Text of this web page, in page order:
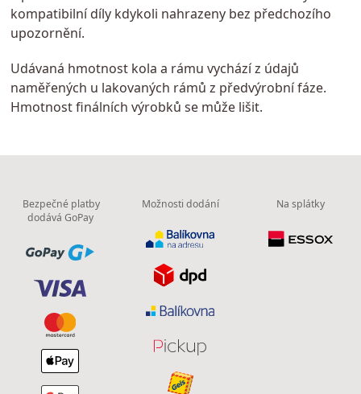
kompatibilní díly kdykoli nahrazeny bez předchozího
upozornění.
Udávaná hmotnost kola a rámu vychází z údajů
naměřených u lakovaných rámů z předvýrobní fáze.
Hmotnost finálních výrobků se může lišit.
Bezpečné platby
dodává GoPay
Možnosti dodání Na splátky